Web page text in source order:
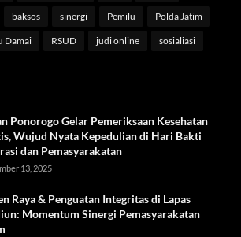
baksos sinergi Pemilu Polda Jatim
Damai RSUD judi online sosialiasi
Ponorogo Gelar Pemeriksaan Kesehatan
Wujud Nyata Kepedulian di Hari Bakti
dan Pemasyarakatan
13, 2025
Raya & Penguatan Integritas di Lapas
Momentum Sinergi Pemasyarakatan